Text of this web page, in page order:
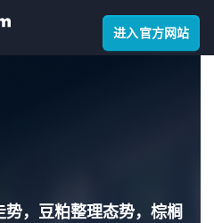
进入官方网站
，豆粕整理态势，棕榈